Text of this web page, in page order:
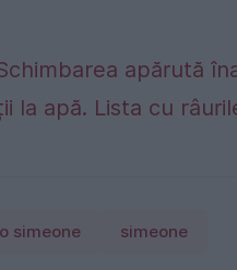
apărută
la apă. Lista cu
simeone simeone